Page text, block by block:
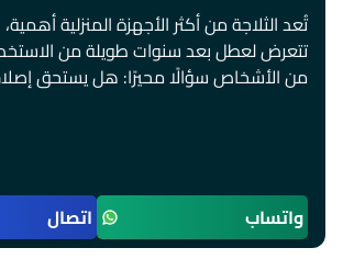
تُعد الثلاجة من أكثر الأجهزة المنزلية
تتعرض لعطل بعد سنوات طويلة من
من الأشخاص سؤالًا محيرًا: هل يستحق
واتساب اتصال